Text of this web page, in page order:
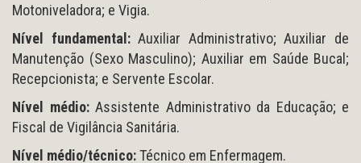
Motoniveladora; e Vigia.
Nível fundamental:Auxiliar Administrativo; Auxiliar de
Manutenção (Sexo Masculino); Auxiliar em Saúde Bucal;
Recepcionista; e Servente Escolar.
Nível médio:Assistente Administrativo da Educação; e
Fiscal de Vigilância Sanitária.
Nível médio/técnico:Técnico em Enfermagem.